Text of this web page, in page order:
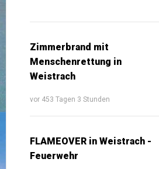
Zimmerbrand mit
Menschenrettung in
Weistrach
vor 453 Tagen 3 Stunden
FLAMEOVER in Weistrach -
Feuerwehr